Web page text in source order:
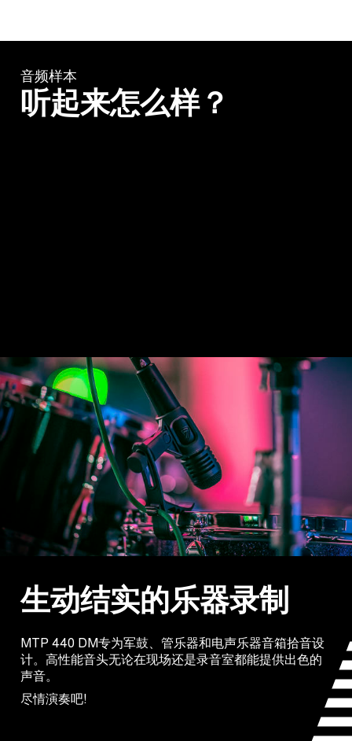
音频样本
听起来怎么样？
生动结实的乐器录制
MTP 440 DM专为军鼓、管乐器和电声乐器音箱拾音设
计。高性能音头无论在现场还是录音室都能提供出色的
声音。
尽情演奏吧!